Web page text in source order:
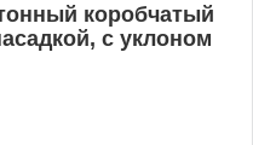
коробчатый
с уклоном